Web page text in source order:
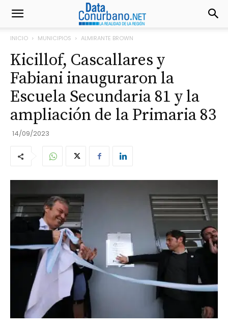
INICIO MUNICIPIOS ALMIRANTE BROWN
Kicillof, Cascallares y
Fabiani inauguraron la
Escuela Secundaria 81 y la
ampliación de la Primaria 83
14/09/2023